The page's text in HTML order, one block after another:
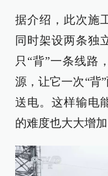
据介绍，此次施
同时架设两条独
只“背”一条线路
源，让它一次“背
送电。这样输电
的难度也大大增加